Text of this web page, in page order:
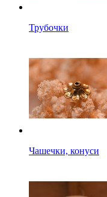
Трубочки
Чашечки, конуси